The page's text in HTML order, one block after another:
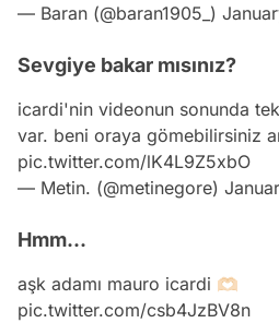
— Baran (@baran1905_)
Sevgiye bakar mısınız?
icardi'nin videonun sonunda
var. beni oraya gömebilirsiniz
pic.twitter.com/lK4L9Z5xbO
— Metin. (@metinegore)
Hmm...
aşk adamı mauro icardi 🫶🏻
pic.twitter.com/csb4JzBV8n